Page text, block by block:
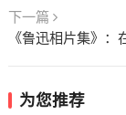
下一篇
《鲁迅相片集》：
为您推荐